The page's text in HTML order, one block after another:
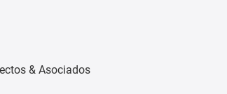
& Asociados